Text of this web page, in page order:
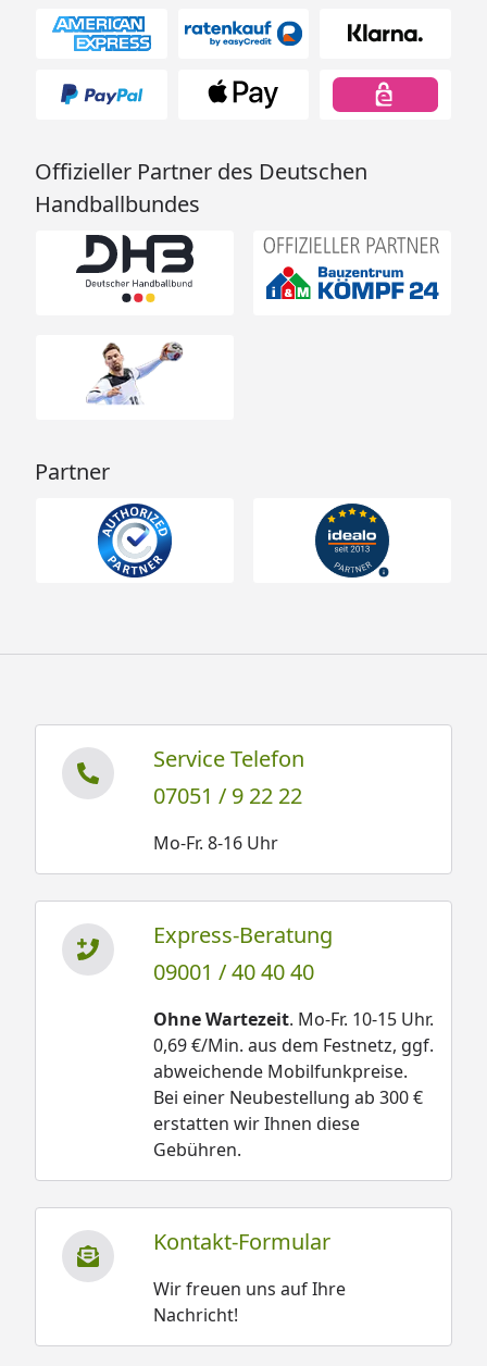
Offizieller Partner des Deutschen
Handballbundes
Partner
Service Telefon
07051 / 9 22 22
Mo-Fr. 8-16 Uhr
Express-Beratung
09001 / 40 40 40
Ohne Wartezeit. Mo-Fr. 10-15 Uhr.
0,69 €/Min. aus dem Festnetz, ggf.
abweichende Mobilfunkpreise.
Bei einer Neubestellung ab 300 €
erstatten wir Ihnen diese
Gebühren.
Kontakt-Formular
Wir freuen uns auf Ihre
Nachricht!